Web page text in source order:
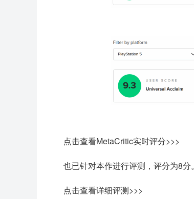
点击查看MetaCritic实时评分>>>
也已针对本作进行评测，评分为8分。
点击查看详细评测>>>